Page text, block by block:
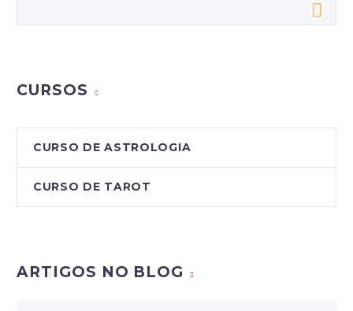
CURSOS
CURSO DE ASTROLOGIA
CURSO DE TAROT
ARTIGOS NO BLOG